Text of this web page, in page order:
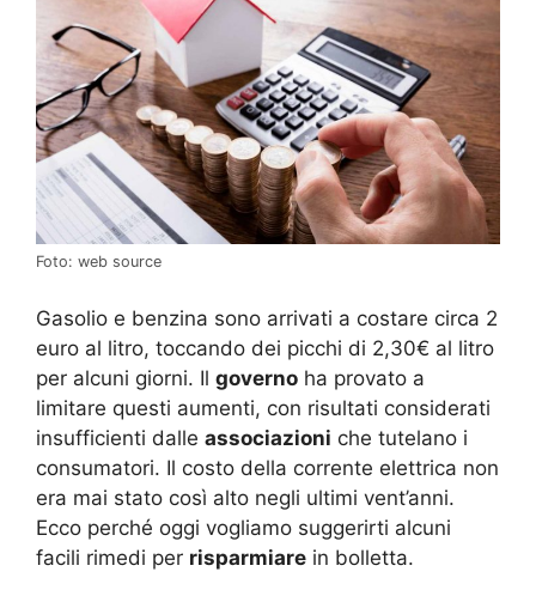
Foto: web source
Gasolio e benzina sono arrivati a costare circa 2
euro al litro, toccando dei picchi di 2,30€ al litro
per alcuni giorni. Il governo ha provato a
limitare questi aumenti, con risultati considerati
insufficienti dalle associazioni che tutelano i
consumatori. Il costo della corrente elettrica non
era mai stato così alto negli ultimi vent’anni.
Ecco perché oggi vogliamo suggerirti alcuni
facili rimedi per risparmiare in bolletta.